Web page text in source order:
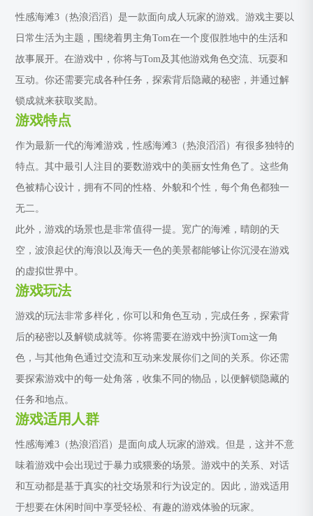
性感海滩3（热浪滔滔）是一款面向成人玩家的游戏。游戏主要以
日常生活为主题，围绕着男主角Tom在一个度假胜地中的生活和
故事展开。在游戏中，你将与Tom及其他游戏角色交流、玩耍和
互动。你还需要完成各种任务，探索背后隐藏的秘密，并通过解
锁成就来获取奖励。
游戏特点
作为最新一代的海滩游戏，性感海滩3（热浪滔滔）有很多独特的
特点。其中最引人注目的要数游戏中的美丽女性角色了。这些角
色被精心设计，拥有不同的性格、外貌和个性，每个角色都独一
无二。
此外，游戏的场景也是非常值得一提。宽广的海滩，晴朗的天
空，波浪起伏的海浪以及海天一色的美景都能够让你沉浸在游戏
的虚拟世界中。
游戏玩法
游戏的玩法非常多样化，你可以和角色互动，完成任务，探索背
后的秘密以及解锁成就等。你将需要在游戏中扮演Tom这一角
色，与其他角色通过交流和互动来发展你们之间的关系。你还需
要探索游戏中的每一处角落，收集不同的物品，以便解锁隐藏的
任务和地点。
游戏适用人群
性感海滩3（热浪滔滔）是面向成人玩家的游戏。但是，这并不意
味着游戏中会出现过于暴力或猥亵的场景。游戏中的关系、对话
和互动都是基于真实的社交场景和行为设定的。因此，游戏适用
于想要在休闲时间中享受轻松、有趣的游戏体验的玩家。